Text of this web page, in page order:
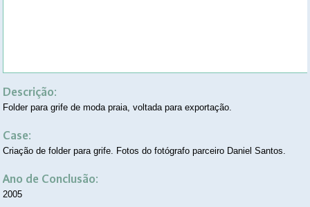
Descrição:
Folder para grife de moda praia, voltada para exportação.
Case:
Criação de folder para grife. Fotos do fotógrafo parceiro Daniel Santos.
Ano de Conclusão:
2005